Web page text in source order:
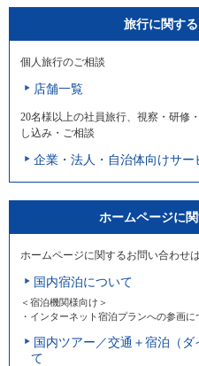
旅行に関す
個人旅行のご相談
店舗一覧
20名様以上の社員旅行、視察・研修
し込み・ご相談
企業・法人・自治体向けサー
ホームページに
ホームページに関するお問い合わせ
国内宿泊について
＜宿泊機関様向け＞
・インターネット宿泊プランへの参画に
国内ツアー／交通＋宿泊（
て